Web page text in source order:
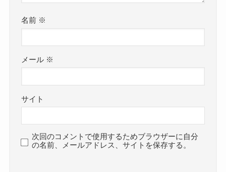
名前 ※
メール ※
サイト
次回のコメントで使用するためブラウザーに自分
の名前、メールアドレス、サイトを保存する。